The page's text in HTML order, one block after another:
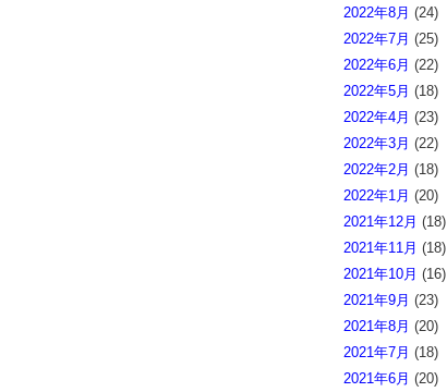
2022年8月 (24)
2022年7月 (25)
2022年6月 (22)
2022年5月 (18)
2022年4月 (23)
2022年3月 (22)
2022年2月 (18)
2022年1月 (20)
2021年12月 (18)
2021年11月 (18)
2021年10月 (16)
2021年9月 (23)
2021年8月 (20)
2021年7月 (18)
2021年6月 (20)